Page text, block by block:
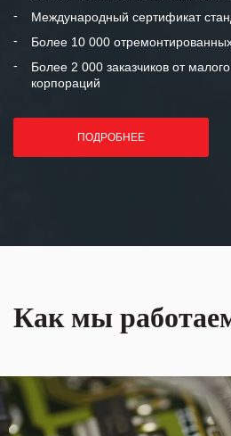
«Инженерной
Международный сертификат
Более 10 000
Более 2 000 заказчиков от
корпораций
ПОДРОБНЕЕ
Как мы